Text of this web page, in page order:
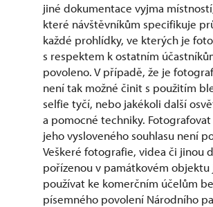
jiné dokumentace vyjma
které návštěvníkům specifikuje
každé prohlídky, ve kterých je
s respektem k ostatním
povoleno. V případě, že je
není tak možné činit s použitím
selfie tyčí, nebo jakékoli další
a pomocné techniky.
jeho vysloveného souhlasu není
Veškeré fotografie, videa či jinou
pořízenou v památkovém objektu
používat ke komerčním účelům
písemného povolení Národního